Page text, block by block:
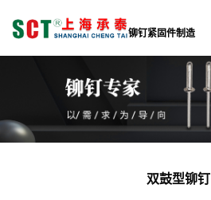
铆钉紧固件制造
双鼓型铆钉